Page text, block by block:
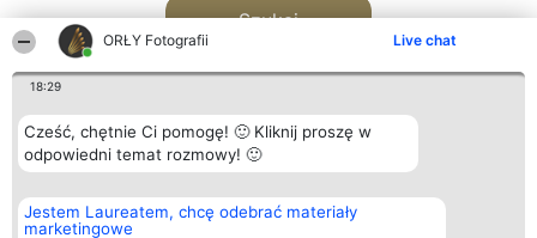
ORŁY Fotografii Live chat
18:29
Cześć, chętnie Ci pomogę! 🙂 Kliknij proszę w
odpowiedni temat rozmowy! 🙂
Jestem Laureatem, chcę odebrać materiały
marketingowe
Szukaj
Organizator plebiscytu
Bright Side Solutions sp. z o.
o. sp. k.
Plebiscyt
Laureaci
Kontakt
Kontakt